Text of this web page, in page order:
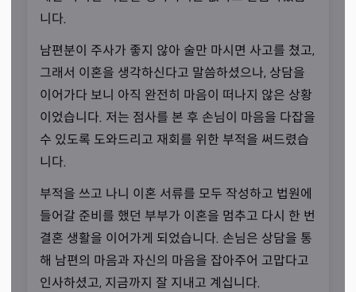
애동제자의 열정으로
“내림굿을 받은 지 아직 1년이 채 안 됐습니다.”
선생님께선 인터뷰 내내 무속업과 상담이라는 업에 대한 열
정을 드러내셨습니다. 어서 빨리 많은 분들을 만나 뵙고 또
공수를 통해 해결해드리고 싶다고 하셨죠. 이전의 업에 대
해 마음 정리도 다 한 만큼, 이제 무속업 한 길을 열심히 걷
겠다는 말씀이었습니다.
니다.
남편분이 주사가 좋지 않아 술만 마시면 사고를 쳤고,
그래서 이혼을 생각하신다고 말씀하셨으나, 상담을
이어가다 보니 아직 완전히 마음이 떠나지 않은 상황
이었습니다. 저는 점사를 본 후 손님이 마음을 다잡을
수 있도록 도와드리고 재회를 위한 부적을 써드렸습
니다.
부적을 쓰고 나니 이혼 서류를 모두 작성하고 법원에
들어갈 준비를 했던 부부가 이혼을 멈추고 다시 한 번
결혼 생활을 이어가게 되었습니다. 손님은 상담을 통
해 남편의 마음과 자신의 마음을 잡아주어 고맙다고
인사하셨고, 지금까지 잘 지내고 계십니다.